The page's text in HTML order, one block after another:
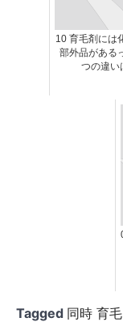
10 育毛剤には
部外品がある
つの違い
Tagged 同時 育